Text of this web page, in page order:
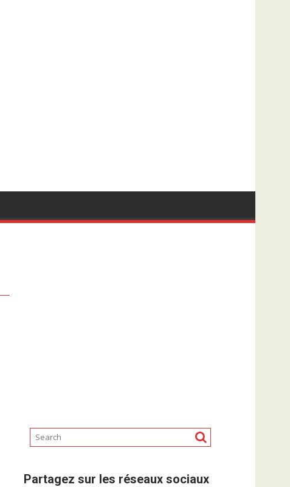
Partagez sur les réseaux sociaux